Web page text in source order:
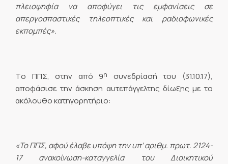
πλειοψηφία να αποφύγει τις εμφανίσεις σε
απεργοσπαστικές τηλεοπτικές και ραδιοφωνικές
εκπομπές».
Tο ΠΠΣ, στην από 9η συνεδρίασή του (31.10.17),
αποφάσισε την άσκηση αυτεπάγγελτης δίωξης με το
ακόλουθο κατηγορητήριο:
«Το ΠΠΣ, αφού έλαβε υπόψη την υπ’ αριθμ. πρωτ. 2124-
17 ανακοίνωση-καταγγελία του Διοικητικού